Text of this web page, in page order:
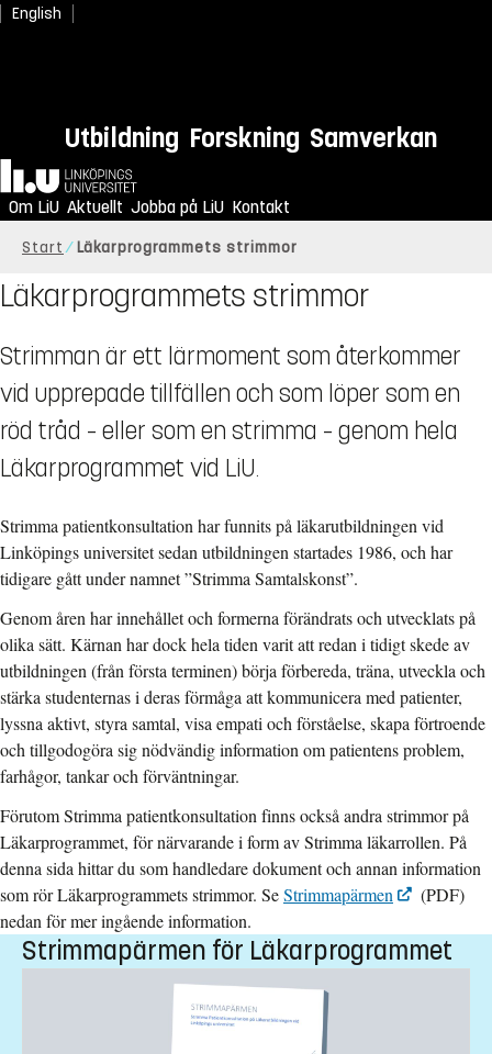
English
Utbildning Forskning Samverkan
Hem
Om LiU Aktuellt Jobba på LiU Kontakt
Start Läkarprogrammets strimmor
Läkarprogrammets strimmor
Strimman är ett lärmoment som återkommer
vid upprepade tillfällen och som löper som en
röd tråd – eller som en strimma – genom hela
Läkarprogrammet vid LiU.
Strimma patientkonsultation har funnits på läkarutbildningen vid
Linköpings universitet sedan utbildningen startades 1986, och har
tidigare gått under namnet ”Strimma Samtalskonst”.
Genom åren har innehållet och formerna förändrats och utvecklats på
olika sätt. Kärnan har dock hela tiden varit att redan i tidigt skede av
utbildningen (från första terminen) börja förbereda, träna, utveckla och
stärka studenternas i deras förmåga att kommunicera med patienter,
lyssna aktivt, styra samtal, visa empati och förståelse, skapa förtroende
och tillgodogöra sig nödvändig information om patientens problem,
farhågor, tankar och förväntningar.
Förutom Strimma patientkonsultation finns också andra strimmor på
Läkarprogrammet, för närvarande i form av Strimma läkarrollen. På
denna sida hittar du som handledare dokument och annan information
som rör Läkarprogrammets strimmor. SeStrimmapärmen
(PDF)
nedan för mer ingående information.
Strimmapärmen för Läkarprogrammet